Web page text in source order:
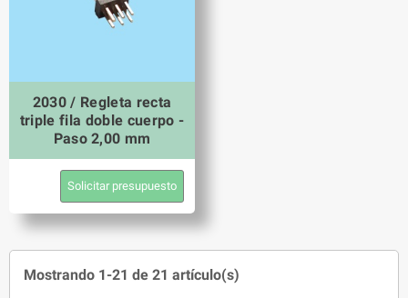
2030 / Regleta recta
triple fila doble cuerpo -
Paso 2,00 mm
Solicitar presupuesto
Mostrando 1-21 de 21 artículo(s)